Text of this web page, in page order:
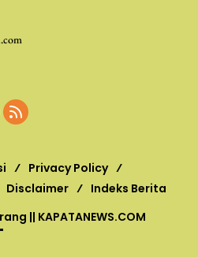
Privacy Policy
Disclaimer
Indeks Berita
|| KAPATANEWS.COM